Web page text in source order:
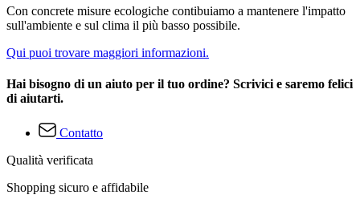
Con concrete misure ecologiche contibuiamo a mantenere l'impatto
sull'ambiente e sul clima il più basso possibile.
Qui puoi trovare maggiori informazioni.
Hai bisogno di un aiuto per il tuo ordine? Scrivici e saremo felici
di aiutarti.
Contatto
Qualità verificata
Shopping sicuro e affidabile